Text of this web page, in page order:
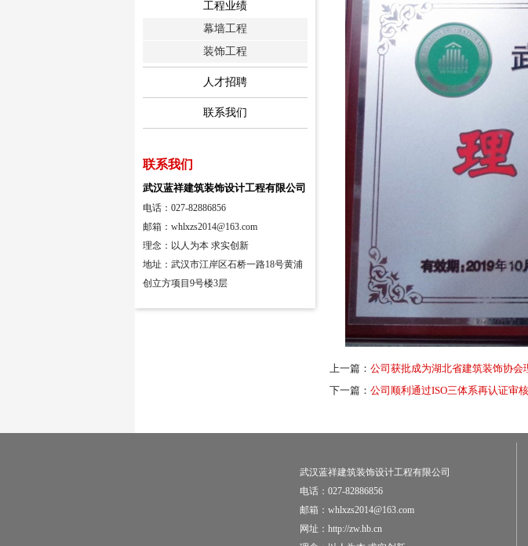
工程业绩
幕墙工程
装饰工程
人才招聘
联系我们
联系我们
武汉蓝祥建筑装饰设计工程有限公司
电话：027-82886856
邮箱：whlxzs2014@163.com
理念：以人为本 求实创新
地址：武汉市江岸区石桥一路18号黄浦
创立方项目9号楼3层
上一篇： 公司获批成为湖北省建筑装饰协会
下一篇： 公司顺利通过ISO三体系再认证审核
武汉蓝祥建筑装饰设计工程有限公司
电话：027-82886856
邮箱：whlxzs2014@163.com
网址：http://zw.hb.cn